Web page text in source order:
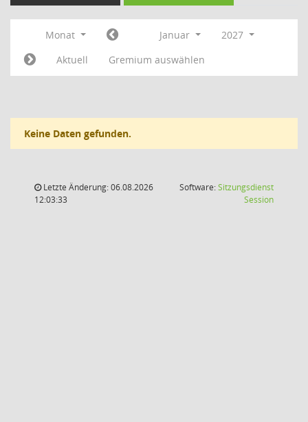
Monat Januar
2027
Aktuell
Gremium auswählen
Keine Daten gefunden.
Letzte Änderung: 06.08.2026
12:03:33
Software:Sitzungsdienst
Session(Wird in